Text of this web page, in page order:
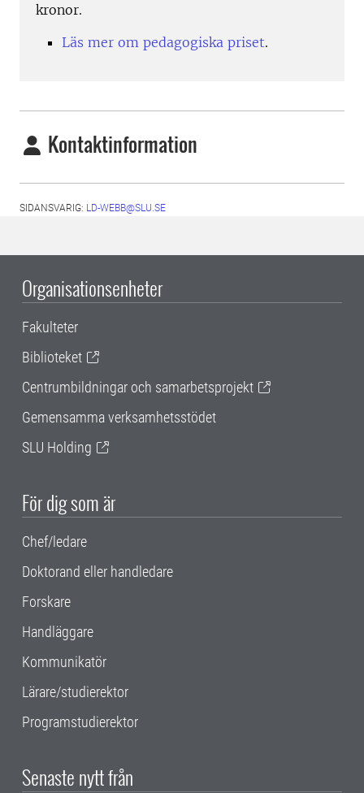
kronor.
Läs mer om pedagogiska priset.
Kontaktinformation
SIDANSVARIG: LD-WEBB@SLU.SE
Organisationsenheter
Fakulteter
Biblioteket
Centrumbildningar och samarbetsprojekt
Gemensamma verksamhetsstödet
SLU Holding
För dig som är
Chef/ledare
Doktorand eller handledare
Forskare
Handläggare
Kommunikatör
Lärare/studierektor
Programstudierektor
Senaste nytt från